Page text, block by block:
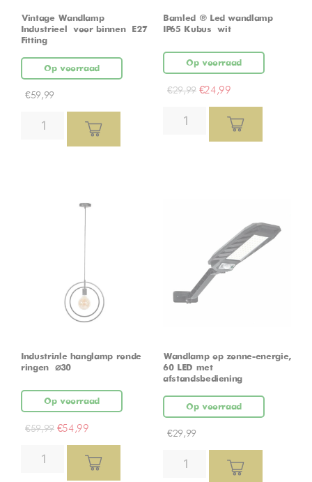
Vintage Wandlamp –
Industrieel – voor binnen – E27
Fitting
Op voorraad
€59,99
Bamled ® Led wandlamp
IP65 Kubus – wit
Op voorraad
€29,99 €24,99
Industriële hanglamp ronde
ringen – ⌀30
Op voorraad
€59,99 €54,99
Wandlamp op zonne-energie,
60 LED met
afstandsbediening
Op voorraad
€29,99